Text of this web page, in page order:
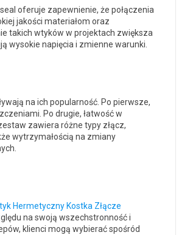
oferuje zapewnienie, że połączenia
jakości materiałom oraz
takich wtyków w projektach zwiększa
wysokie napięcia i zmienne warunki.
na ich popularność. Po pierwsze,
Po drugie, łatwość w
zawiera różne typy złącz,
wytrzymałością na zmiany
Hermetyczny Kostka Złącze
na swoją wszechstronność i
klienci mogą wybierać spośród